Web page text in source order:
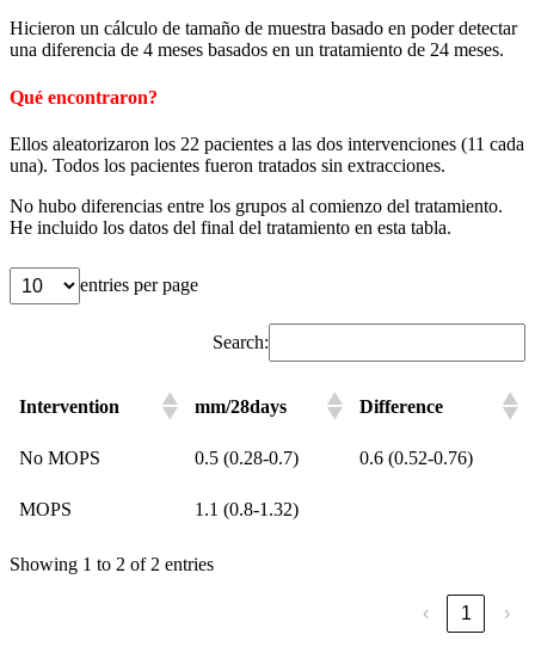
Hicieron un cálculo de tamaño de muestra basado en poder detectar
una diferencia de 4 meses basados en un tratamiento de 24 meses.
Qué encontraron?
Ellos aleatorizaron los 22 pacientes a las dos intervenciones (11 cada
una). Todos los pacientes fueron tratados sin extracciones.
No hubo diferencias entre los grupos al comienzo del tratamiento.
He incluido los datos del final del tratamiento en esta tabla.
entries per page
Search:
Intervention mm/28days Difference
No MOPS 0.5 (0.28-0.7) 0.6 (0.52-0.76)
MOPS 1.1 (0.8-1.32)
Showing 1 to 2 of 2 entries
‹ 1 ›